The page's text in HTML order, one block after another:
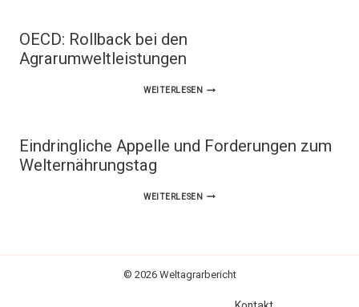
OECD: Rollback bei den
Agrarumweltleistungen
WEITERLESENOECD:
Eindringliche Appelle und Forderungen zum
Welternährungstag
WEITERLESENEINDRINGLICHE
© 2026 Weltagrarbericht